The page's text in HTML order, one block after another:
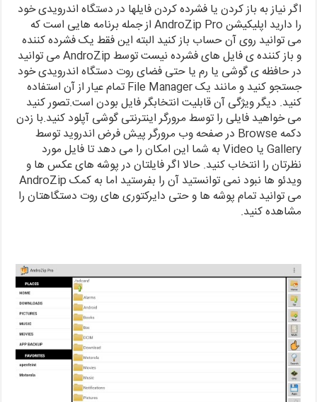
اگر نیاز به باز کردن یا فشرده کردن فایلها در دستگاه اندرویدی خود
را دارید اپلیکیشن AndroZip Pro از جمله برنامه هایی است که
می توانید روی آن حساب باز کنید البته این فقط یک فشرده کننده
و باز کننده ی فایل های فشرده نیست توسط AndroZip می توانید
در حافظه ی گوشی یا رم یا حتی فضای روت دستگاه اندرویدی خود
جستجو کنید و مانند یک File Manager تمام عیار از آن استفاده
کنید. دیگر ویژگی آن قابلیت انتخابگر فایل بودن است.تصور کنید
می خواهید فایلی را توسط مرورگر اینترنتی گوشی آپلود کنید.با زدن
دکمه Browse در صفحه وب مرورگر پیش فرض اندروید توسط
Gallery یا Video به شما این امکان را می دهد تا فایل مورد
نظرتان را انتخاب کنید. حالا اگر فایلتان در پوشه های عکس ها و
ویدئو ها نبود نمی توانستید آن را بفرستید اما به کمک AndroZip
می توانید تمام پوشه ها و حتی دایرکتوری های روت دستگاهتان را
مشاهده کنید.